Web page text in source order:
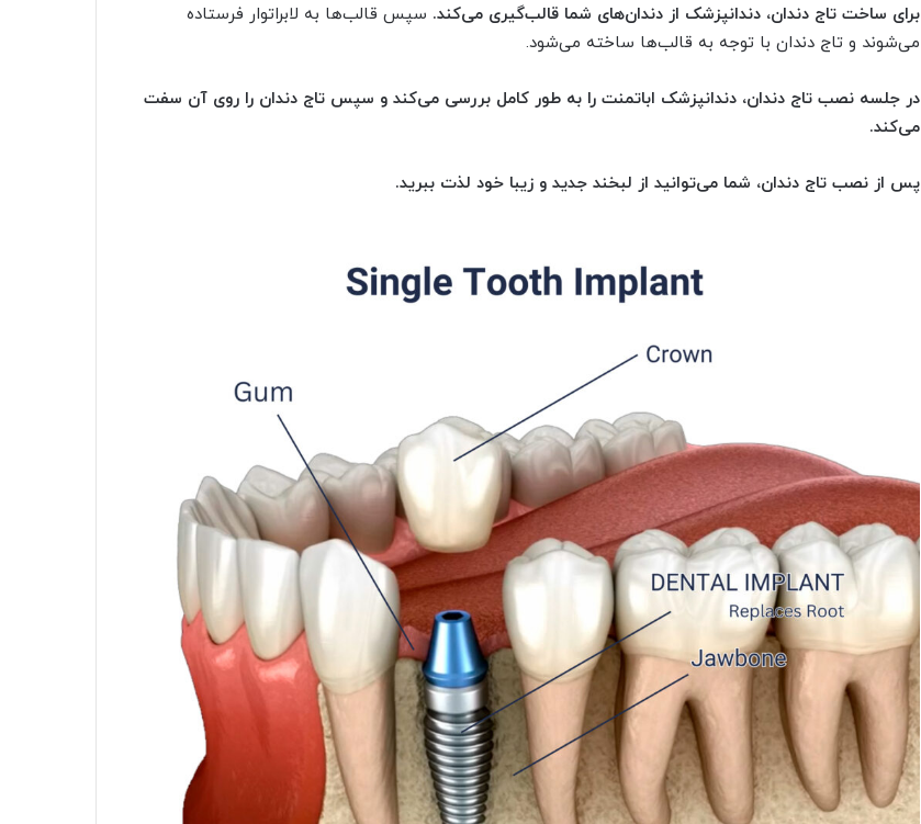
برای ساخت تاج دندان، دندانپزشک از دندان‌های شما قالب‌گیری می‌کند. سپس قالب‌ها به لابراتوار فرستاده
می‌شوند و تاج دندان با توجه به قالب‌ها ساخته می‌شود.
در جلسه نصب تاج دندان، دندانپزشک اباتمنت را به طور کامل بررسی می‌کند و سپس تاج دندان را روی آن سفت
می‌کند.
پس از نصب تاج دندان، شما می‌توانید از لبخند جدید و زیبا خود لذت ببرید.